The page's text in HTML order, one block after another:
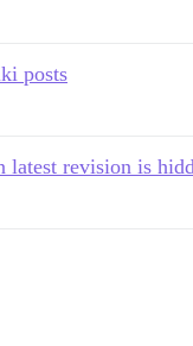
posts
revision is